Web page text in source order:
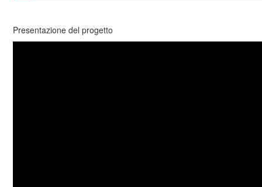
Presentazione del progetto